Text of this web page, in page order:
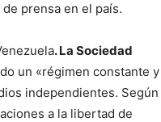
prensa en el país.
. La Sociedad
un «régimen constante y
independientes. Según
a la libertad de